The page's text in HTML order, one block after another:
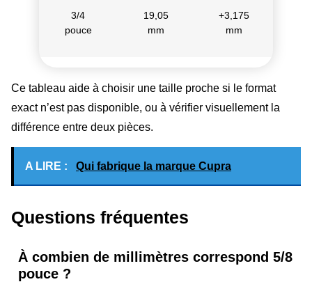
3/4
pouce
19,05
mm
+3,175
mm
Ce tableau aide à choisir une taille proche si le format
exact n’est pas disponible, ou à vérifier visuellement la
différence entre deux pièces.
A LIRE : Qui fabrique la marque Cupra
Questions fréquentes
À combien de millimètres correspond 5/8
pouce ?